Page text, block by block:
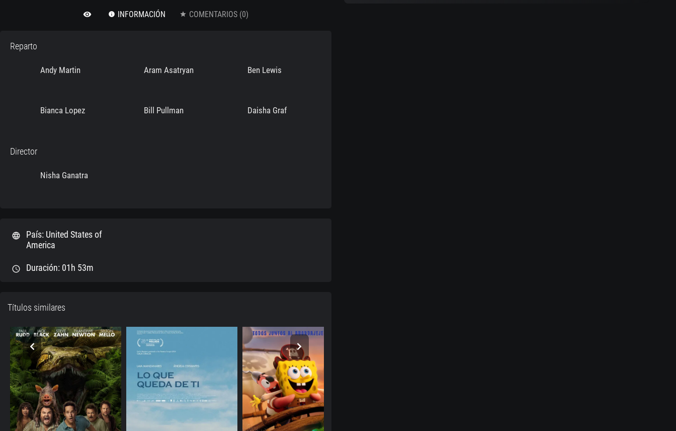
remove_red_eye info INFORMACIÓN star COMENTARIOS (0)
Reparto
Andy Martin Aram Asatryan Ben Lewis
Bianca Lopez Bill Pullman Daisha Graf
Director
Nisha Ganatra
language
País: United States of
America
schedule Duración: 01h 53m
Títulos similares